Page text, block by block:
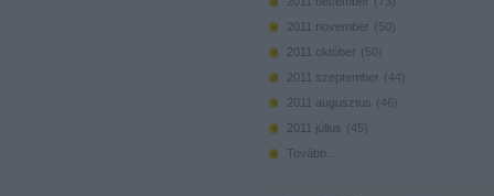
2011 november ( 50)
2011 október ( 50)
2011 szeptember ( 44)
2011 augusztus ( 46 )
2011 július ( 45)
Tovább